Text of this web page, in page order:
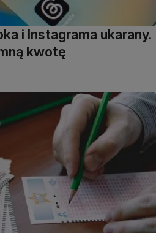
i Instagrama ukarany.
kwotę